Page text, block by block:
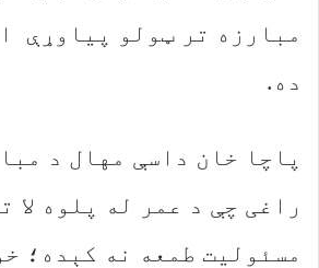
مبارزه تر ټولو پیاوړې
ده.
پاچا خان داسې مهال د
راغی چې د عمر له پلوه لا
مسئولیت طمعه نه کېده؛